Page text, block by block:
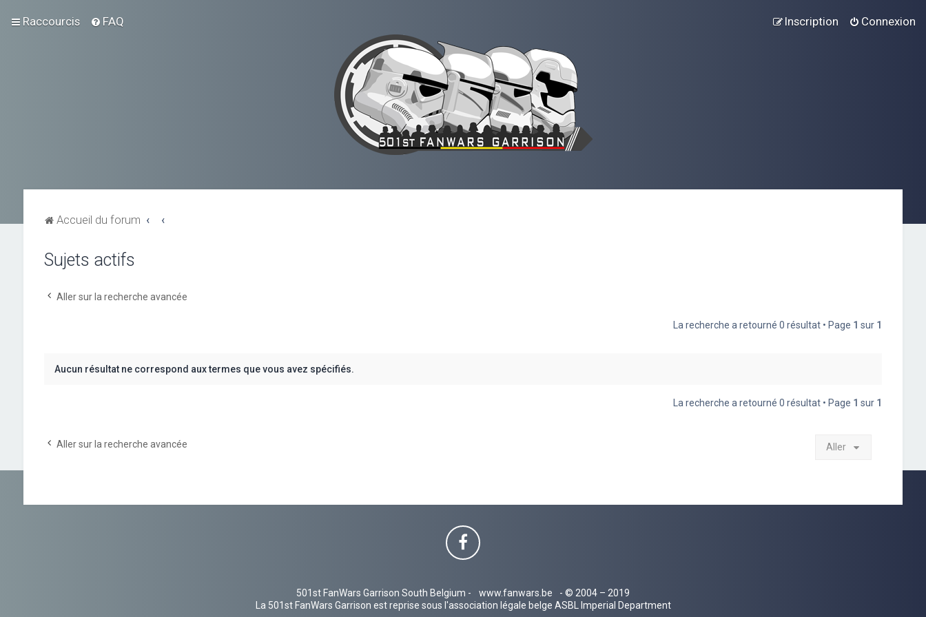
Raccourcis FAQ Connexion
Inscription
Accueil du forum
Sujets actifs
Aller sur la recherche avancée
La recherche a retourné 0 résultat • Page 1 sur 1
Aucun résultat ne correspond aux termes que vous avez spécifiés.
La recherche a retourné 0 résultat • Page 1 sur 1
Aller sur la recherche avancée Aller
501st FanWars Garrison South Belgium - www.fanwars.be
- © 2004 – 2019
La 501st FanWars Garrison est reprise sous l'association légale belge ASBL Imperial Department